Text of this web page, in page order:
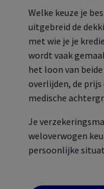
Welke keuze je
uitgebreid de
met wie je je
wordt vaak
het loon van
overlijden, de
medische
Je
weloverwogen
persoonlijke